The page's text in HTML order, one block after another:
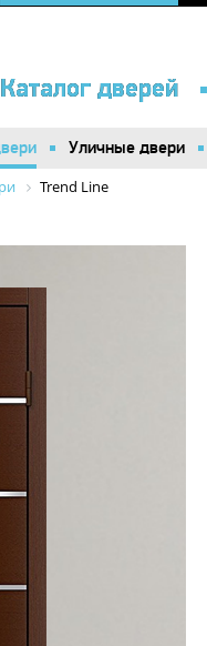
Каталог дверей
Каталог дверей
Уличные двери
Уличные двери
Trend Line